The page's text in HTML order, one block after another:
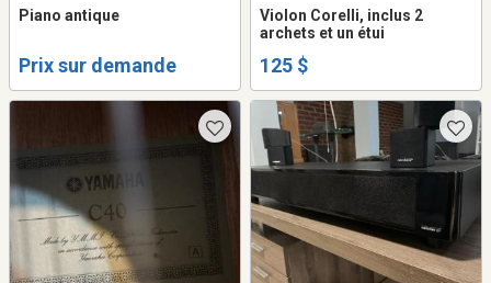
Piano antique
Prix sur demande
Violon Corelli, inclus 2
archets et un étui
125 $